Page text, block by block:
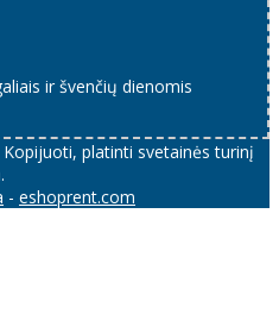
ir švenčių dienomis
platinti svetainės turinį
- eshoprent.com